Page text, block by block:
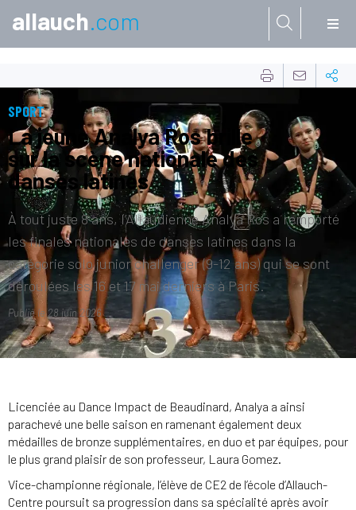
allauch.com
SPORT
La jeune Analya Ros brille
sur la scène nationale des
danses latines
À tout juste 8 ans, l’Allaudienne Analya Ros a remporté
les finales nationales de danses latines dans la
catégorie solo junior challenger (9-12 ans) qui se sont
déroulées les 16 et 17 mai derniers à Paris.
Publié le28 juin 2026
Licenciée au Dance Impact de Beaudinard, Analya a ainsi
parachevé une belle saison en ramenant également deux
médailles de bronze supplémentaires, en duo et par équipes, pour
le plus grand plaisir de son professeur, Laura Gomez.
Vice-championne régionale, l’élève de CE2 de l’école d’Allauch-
Centre poursuit sa progression dans sa spécialité après avoir